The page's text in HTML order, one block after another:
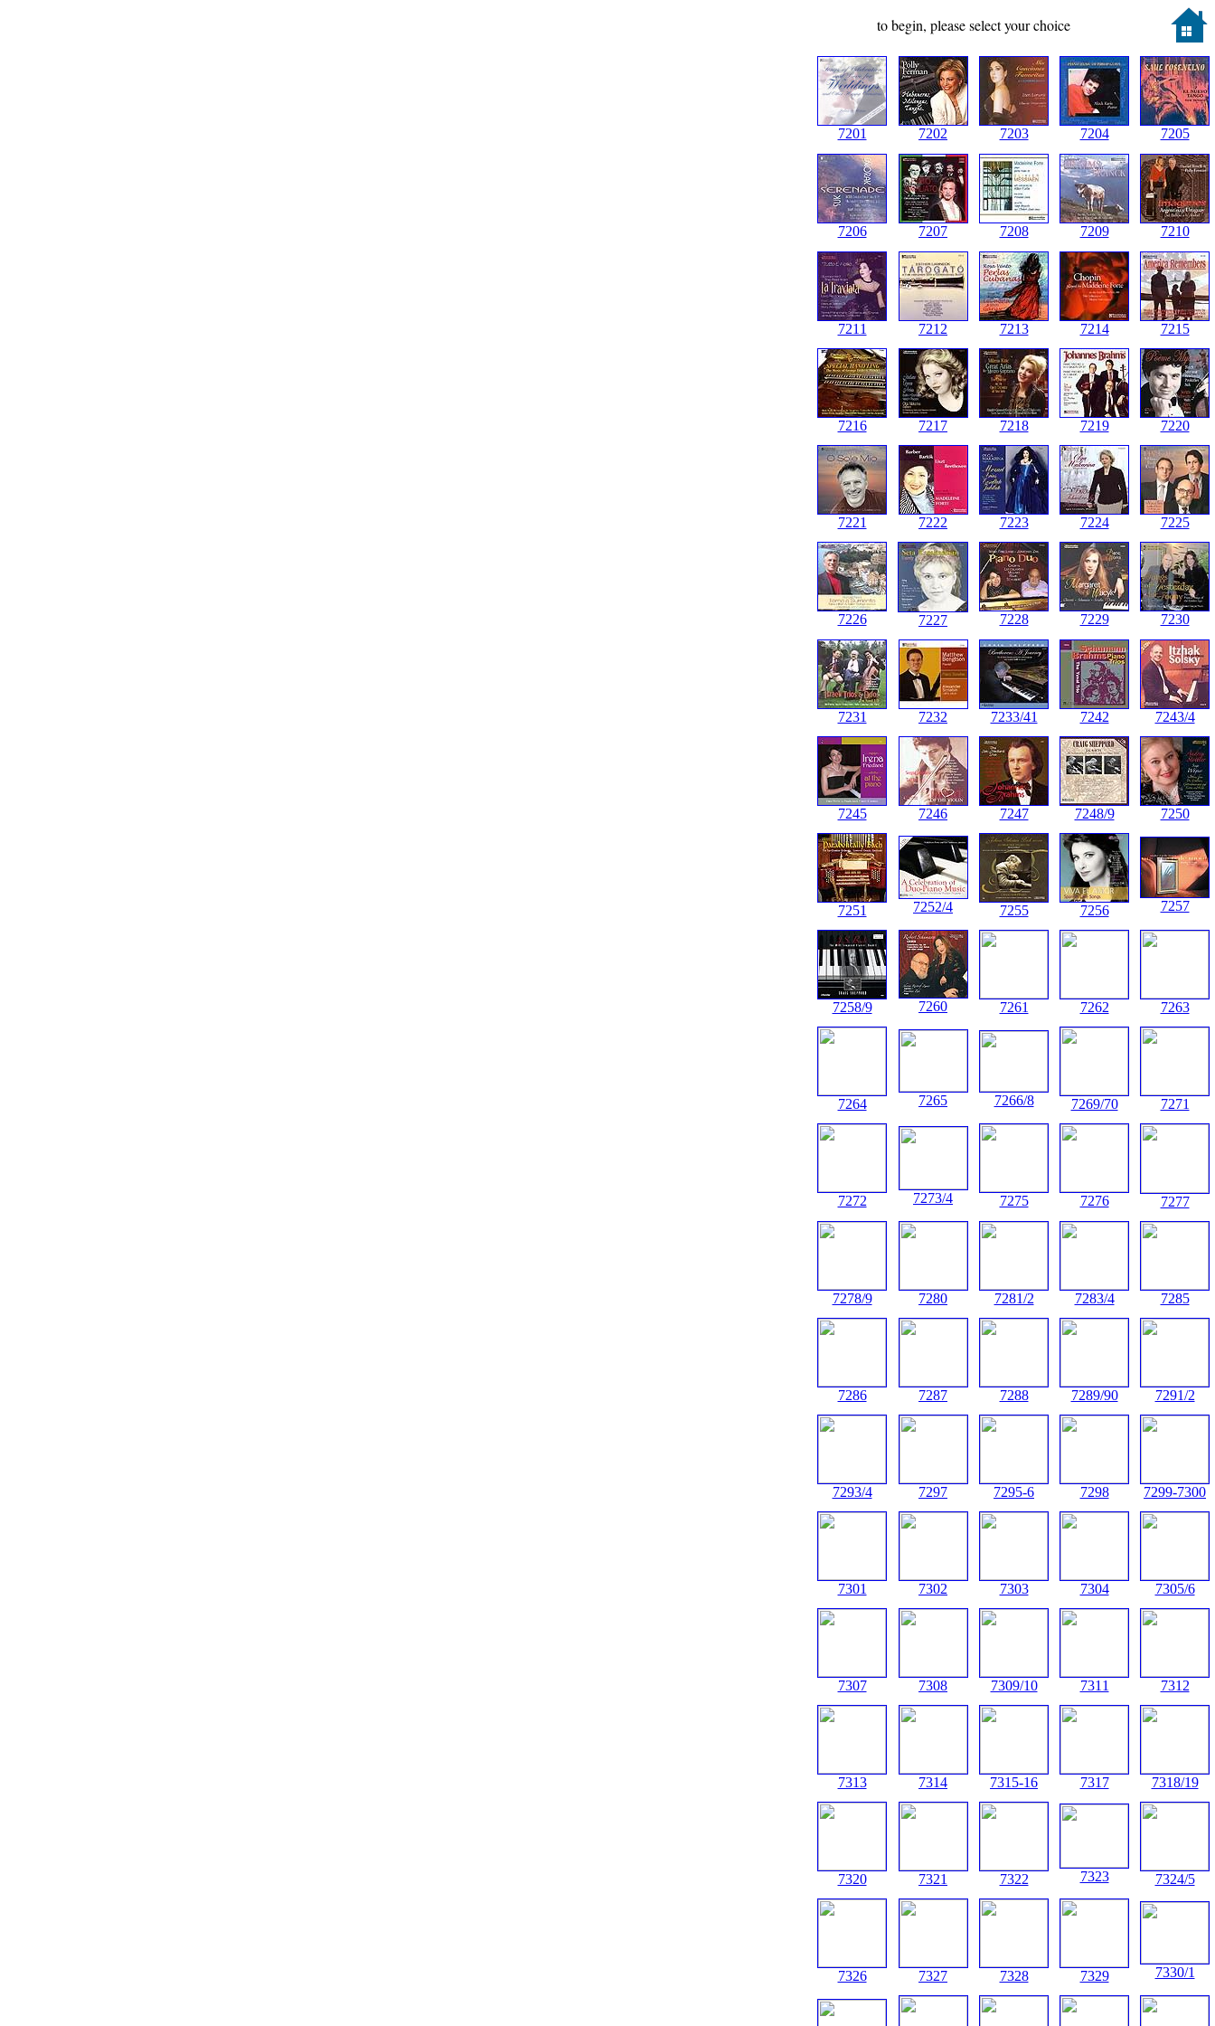
to begin, please select your choice
7201 7202 7203 7204 7205
7206 7207 7208 7209 7210
7211 7212 7213 7214 7215
7216 7217 7218 7219 7220
7221 7222 7223 7224 7225
7226 7227 7228 7229 7230
7231 7232 7233/41 7242 7243/4
7245 7246 7247 7248/9 7250
7251 7252/4 7255 7256 7257
7258/9 7260 7261 7262 7263
7264 7265 7266/8 7269/70 7271
7272 7273/4 7275 7276 7277
7278/9 7280 7281/2 7283/4 7285
7286 7287 7288 7289/90 7291/2
7293/4 7297 7295-6 7298 7299-7300
7301 7302 7303 7304 7305/6
7307 7308 7309/10 7311 7312
7313 7314 7315-16 7317 7318/19
7320 7321 7322 7323 7324/5
7326 7327 7328 7329 7330/1